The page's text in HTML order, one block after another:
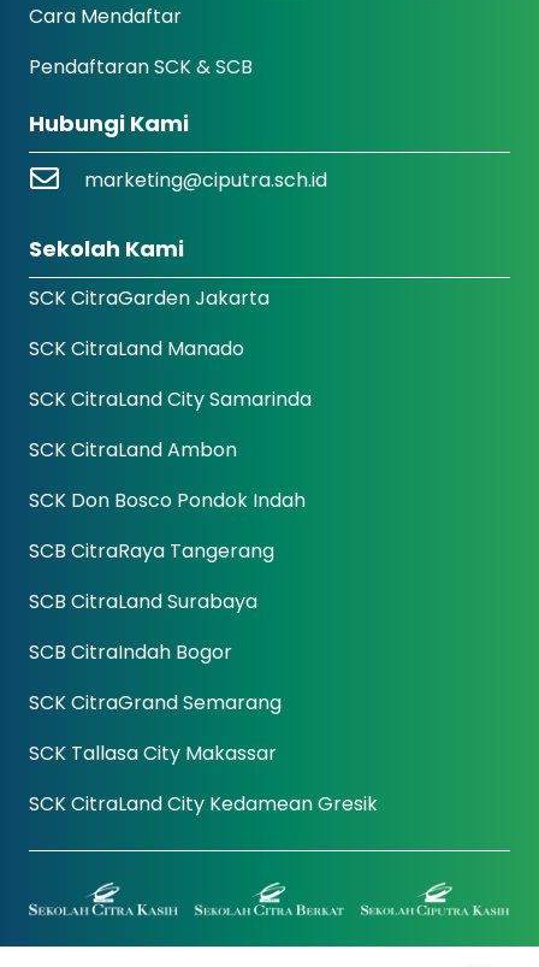
Cara Mendaftar
Pendaftaran SCK & SCB
Hubungi Kami
marketing@ciputra.sch.id
Sekolah Kami
SCK CitraGarden Jakarta
SCK CitraLand Manado
SCK CitraLand City Samarinda
SCK CitraLand Ambon
SCK Don Bosco Pondok Indah
SCB CitraRaya Tangerang
SCB CitraLand Surabaya
SCB CitraIndah Bogor
SCK CitraGrand Semarang
SCK Tallasa City Makassar
SCK CitraLand City Kedamean Gresik